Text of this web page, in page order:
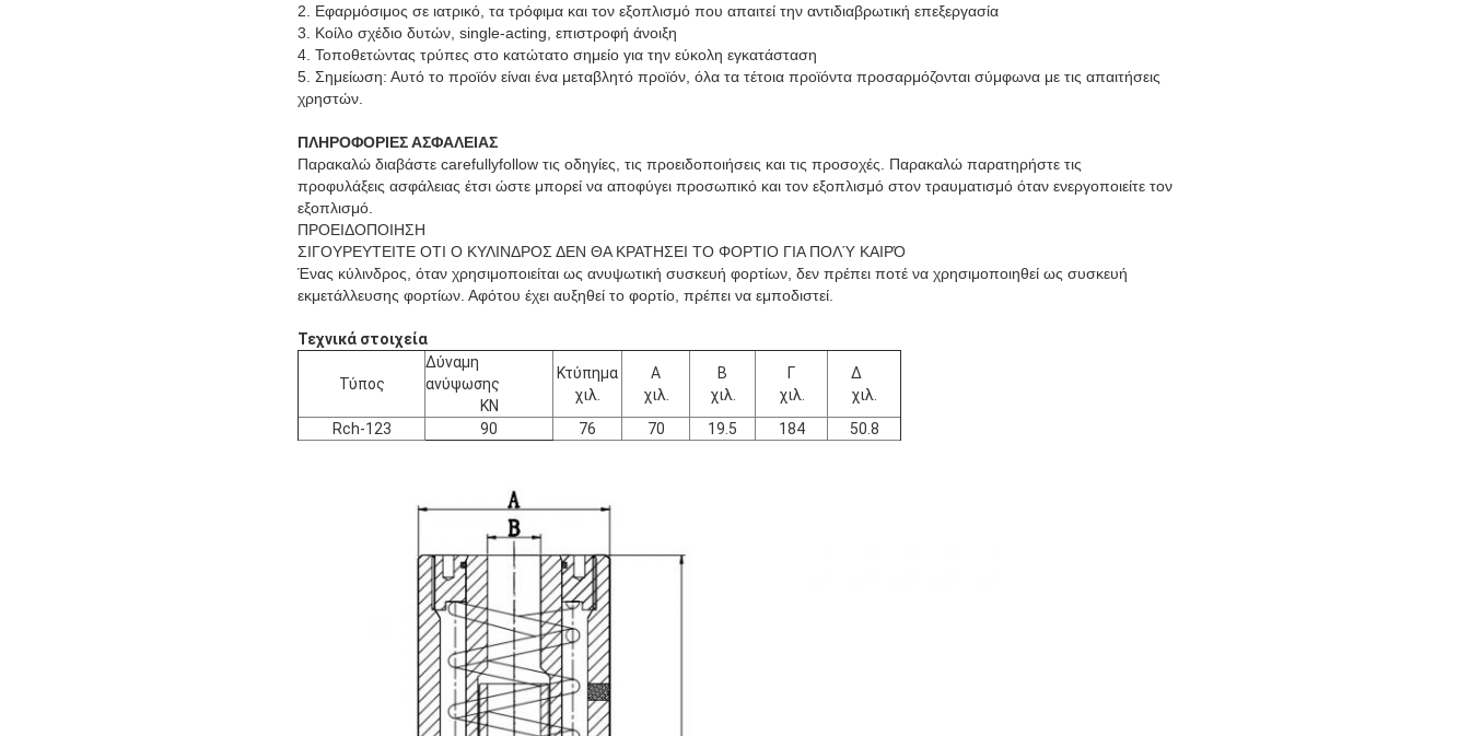
2. Εφαρμόσιμος σε ιατρικό, τα τρόφιμα και τον εξοπλισμό που απαιτεί την αντιδιαβρωτική επεξεργασία
3. Κοίλο σχέδιο δυτών, single-acting, επιστροφή άνοιξη
4. Τοποθετώντας τρύπες στο κατώτατο σημείο για την εύκολη εγκατάσταση
5. Σημείωση: Αυτό το προϊόν είναι ένα μεταβλητό προϊόν, όλα τα τέτοια προϊόντα προσαρμόζονται σύμφωνα με τις απαιτήσεις
χρηστών.
ΠΛΗΡΟΦΟΡΙΕΣ ΑΣΦΑΛΕΙΑΣ
Παρακαλώ διαβάστε carefullyfollow τις οδηγίες, τις προειδοποιήσεις και τις προσοχές. Παρακαλώ παρατηρήστε τις
προφυλάξεις ασφάλειας έτσι ώστε μπορεί να αποφύγει προσωπικό και τον εξοπλισμό στον τραυματισμό όταν ενεργοποιείτε τον
εξοπλισμό.
ΠΡΟΕΙΔΟΠΟΙΗΣΗ
ΣΙΓΟΥΡΕΥΤΕΙΤΕ ΟΤΙ Ο ΚΥΛΙΝΔΡΟΣ ΔΕΝ ΘΑ ΚΡΑΤΗΣΕΙ ΤΟ ΦΟΡΤΙΟ ΓΙΑ ΠΟΛΎ ΚΑΙΡΌ
Ένας κύλινδρος, όταν χρησιμοποιείται ως ανυψωτική συσκευή φορτίων, δεν πρέπει ποτέ να χρησιμοποιηθεί ως συσκευή
εκμετάλλευσης φορτίων. Αφότου έχει αυξηθεί το φορτίο, πρέπει να εμποδιστεί.
Τεχνικά στοιχεία
Τύπος
Δύναμη
ανύψωσης
KN
Κτύπημα
χιλ.
Α
χιλ.
Β
χιλ.
Γ
χιλ.
Δ
χιλ.
Rch-123
90 76 70 19.5 184 50.8